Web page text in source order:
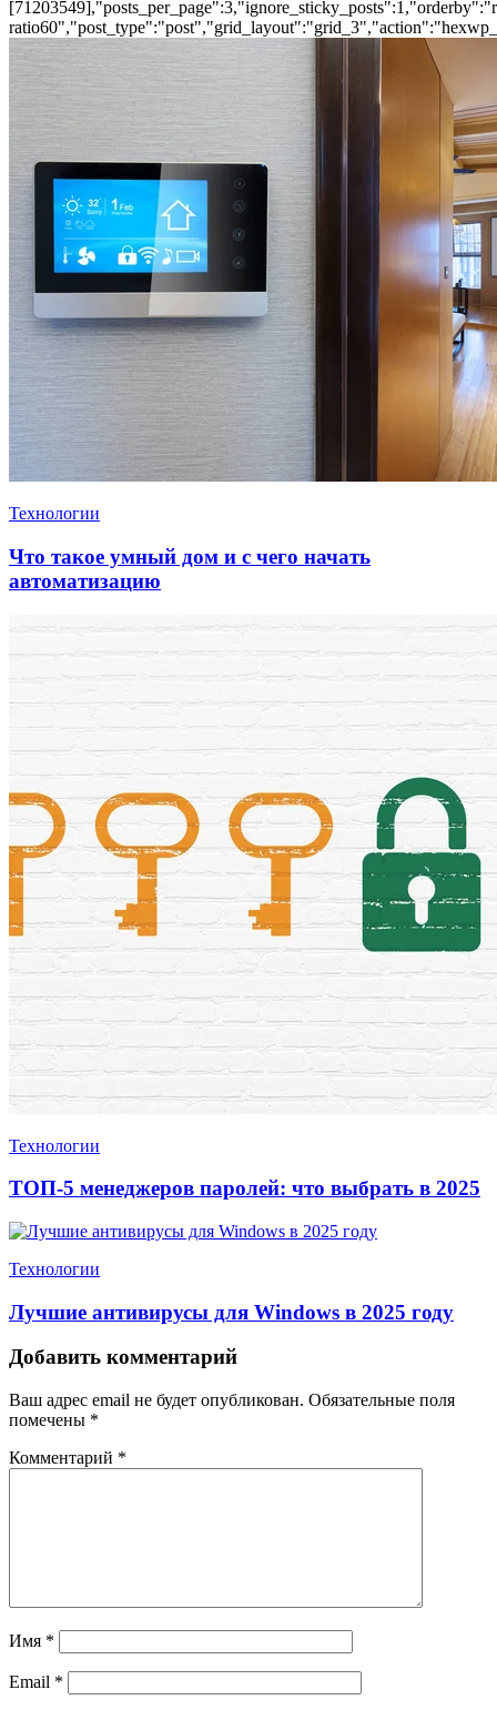
Технологии
Что такое умный дом и с чего начать
автоматизацию
Технологии
ТОП-5 менеджеров паролей: что выбрать в 2025
Технологии
Лучшие антивирусы для Windows в 2025 году
Добавить комментарий
Ваш адрес email не будет опубликован. Обязательные поля
помечены *
Комментарий *
Имя *
Email *